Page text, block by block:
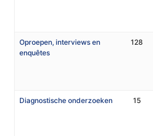
Oproepen, interviews en
enquêtes
128
Diagnostische onderzoeken 15